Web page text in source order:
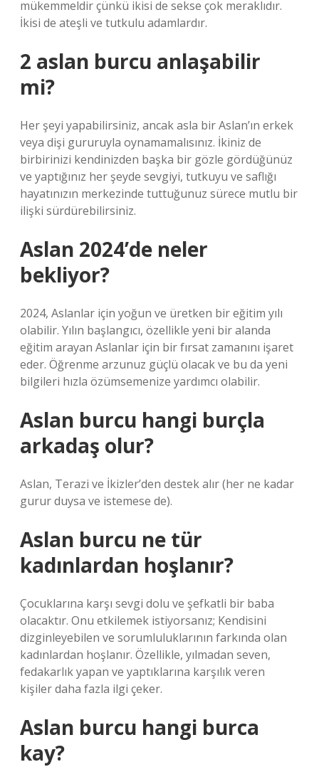
mükemmeldir çünkü ikisi de sekse çok meraklıdır.
İkisi de ateşli ve tutkulu adamlardır.
2 aslan burcu anlaşabilir
mi?
Her şeyi yapabilirsiniz, ancak asla bir Aslan’ın erkek
veya dişi gururuyla oynamamalısınız. İkiniz de
birbirinizi kendinizden başka bir gözle gördüğünüz
ve yaptığınız her şeyde sevgiyi, tutkuyu ve saflığı
hayatınızın merkezinde tuttuğunuz sürece mutlu bir
ilişki sürdürebilirsiniz.
Aslan 2024’de neler
bekliyor?
2024, Aslanlar için yoğun ve üretken bir eğitim yılı
olabilir. Yılın başlangıcı, özellikle yeni bir alanda
eğitim arayan Aslanlar için bir fırsat zamanını işaret
eder. Öğrenme arzunuz güçlü olacak ve bu da yeni
bilgileri hızla özümsemenize yardımcı olabilir.
Aslan burcu hangi burçla
arkadaş olur?
Aslan, Terazi ve İkizler’den destek alır (her ne kadar
gurur duysa ve istemese de).
Aslan burcu ne tür
kadınlardan hoşlanır?
Çocuklarına karşı sevgi dolu ve şefkatli bir baba
olacaktır. Onu etkilemek istiyorsanız; Kendisini
dizginleyebilen ve sorumluluklarının farkında olan
kadınlardan hoşlanır. Özellikle, yılmadan seven,
fedakarlık yapan ve yaptıklarına karşılık veren
kişiler daha fazla ilgi çeker.
Aslan burcu hangi burca
kay?